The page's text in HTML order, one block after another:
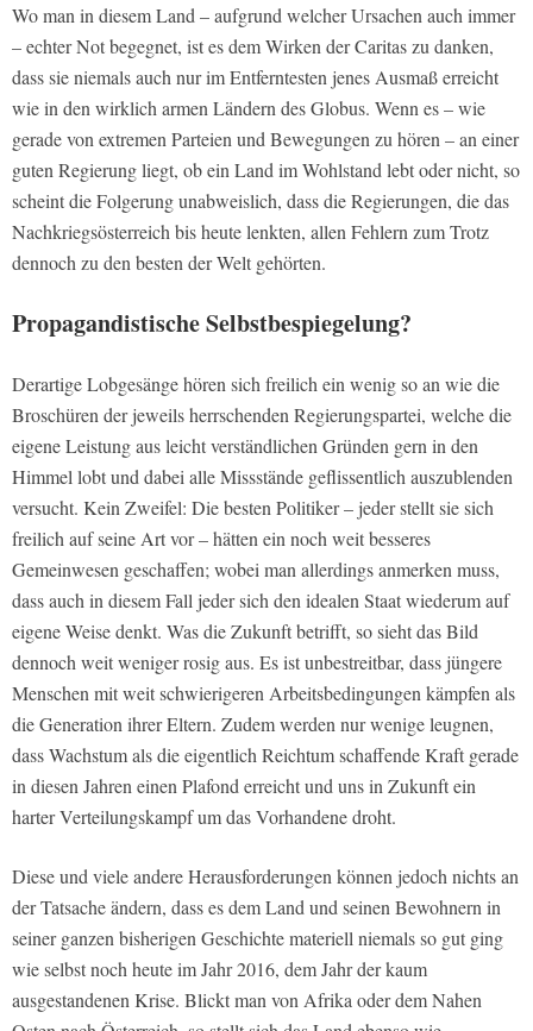
Wo man in diesem Land – aufgrund welcher Ursachen auch immer
– echter Not begegnet, ist es dem Wirken der Caritas zu danken,
dass sie niemals auch nur im Entferntesten jenes Ausmaß erreicht
wie in den wirklich armen Ländern des Globus. Wenn es – wie
gerade von extremen Parteien und Bewegungen zu hören – an einer
guten Regierung liegt, ob ein Land im Wohlstand lebt oder nicht, so
scheint die Folgerung unabweislich, dass die Regierungen, die das
Nachkriegsösterreich bis heute lenkten, allen Fehlern zum Trotz
dennoch zu den besten der Welt gehörten.
Propagandistische Selbstbespiegelung?
Derartige Lobgesänge hören sich freilich ein wenig so an wie die
Broschüren der jeweils herrschenden Regierungspartei, welche die
eigene Leistung aus leicht verständlichen Gründen gern in den
Himmel lobt und dabei alle Missstände geflissentlich auszublenden
versucht. Kein Zweifel: Die besten Politiker – jeder stellt sie sich
freilich auf seine Art vor – hätten ein noch weit besseres
Gemeinwesen geschaffen; wobei man allerdings anmerken muss,
dass auch in diesem Fall jeder sich den idealen Staat wiederum auf
eigene Weise denkt. Was die Zukunft betrifft, so sieht das Bild
dennoch weit weniger rosig aus. Es ist unbestreitbar, dass jüngere
Menschen mit weit schwierigeren Arbeitsbedingungen kämpfen als
die Generation ihrer Eltern. Zudem werden nur wenige leugnen,
dass Wachstum als die eigentlich Reichtum schaffende Kraft gerade
in diesen Jahren einen Plafond erreicht und uns in Zukunft ein
harter Verteilungskampf um das Vorhandene droht.
Diese und viele andere Herausforderungen können jedoch nichts an
der Tatsache ändern, dass es dem Land und seinen Bewohnern in
seiner ganzen bisherigen Geschichtemateriell niemals so gut ging
wie selbst noch heute im Jahr 2016, dem Jahr der kaum
ausgestandenen Krise. Blickt man von Afrika oder dem Nahen